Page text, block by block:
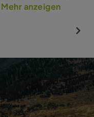
Mehr anzeigen